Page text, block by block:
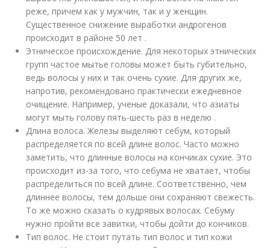
реже, причем как у мужчин, так и у женщин.
Существенное снижение выработки андрогенов
происходит в районе 50 лет .
Этническое происхождение. Для некоторых этнических
групп частое мытье головы может быть губительно,
ведь волосы у них и так очень сухие. Для других же,
напротив, рекомендовано практически ежедневное
очищение. Например, ученые доказали, что азиаты
могут мыть голову пять-шесть раз в неделю .
Длина волоса. Железы выделяют себум, который
распределяется по всей длине волос. Часто можно
заметить, что длинные волосы на кончиках сухие. Это
происходит из-за того, что себума не хватает, чтобы
распределиться по всей длине. Соответственно, чем
длиннее волосы, тем дольше они сохраняют свежесть.
То же можно сказать о кудрявых волосах. Себуму
нужно пройти все завитки, чтобы дойти до кончиков.
Тип волос. Не стоит путать тип волос и тип кожи